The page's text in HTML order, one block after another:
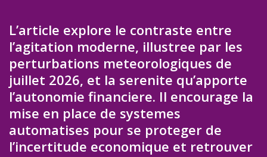
L’article explore le contraste entre
l’agitation moderne, illustree par les
perturbations meteorologiques de
juillet 2026, et la serenite qu’apporte
l’autonomie financiere. Il encourage la
mise en place de systemes
automatises pour se proteger de
l’incertitude economique et retrouver